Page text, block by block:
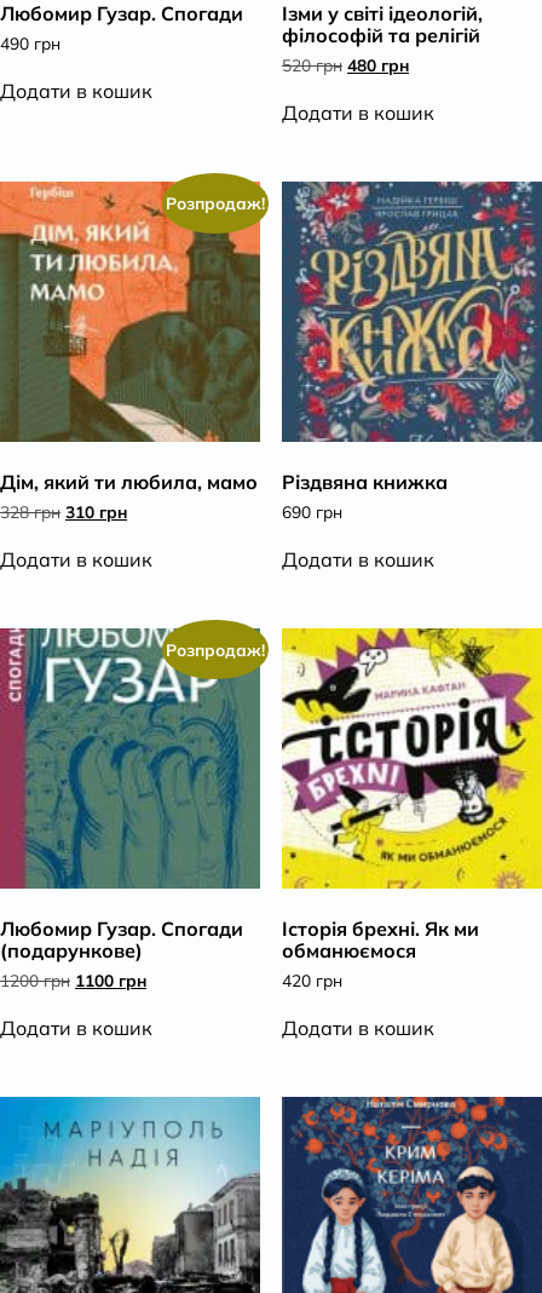
Любомир Гузар. Спогади
490 грн
Додати в кошик
Ізми у світі ідеологій,
філософій та релігій
520грн Оригінальна
480 грнПоточна
Додати в кошик
Розпродаж!
Дім, який ти любила, мамо
328грн Оригінальна
310 грнПоточна
Додати в кошик
Різдвяна книжка
690 грн
Додати в кошик
Розпродаж!
Любомир Гузар. Спогади
(подарункове)
1200грн Оригінальна
1100 грнПоточна
Додати в кошик
Історія брехні. Як ми
обманюємося
420 грн
Додати в кошик